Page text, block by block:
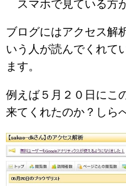
スマホで見ている方
ブログにはアクセス解
いう人が読んでくれて
ます。
例えば５月２０日にこ
来てくれたのか？しら